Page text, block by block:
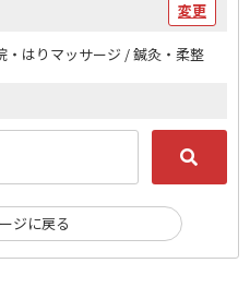
変更
はりマッサージ / 鍼灸・柔整
ジに戻る